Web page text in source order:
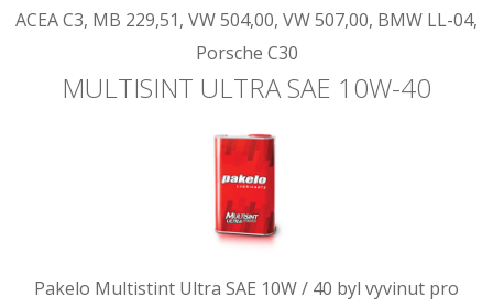
ACEA C3, MB 229,51, VW 504,00, VW 507,00, BMW LL-04,
Porsche C30
MULTISINT ULTRA SAE 10W-40
Pakelo Multistint Ultra SAE 10W / 40 byl vyvinut pro